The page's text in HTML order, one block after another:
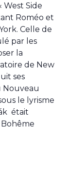
West Side
Roméo et
Celle de
par les
la
de New
ses
Nouveau
le lyrisme
était